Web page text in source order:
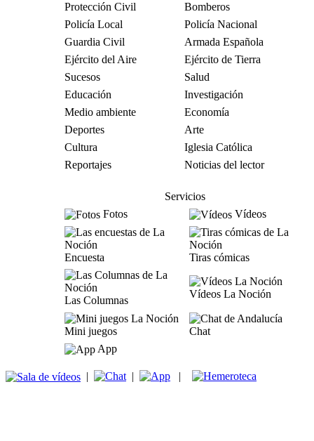
Protección Civil
Bomberos
Policía Local
Policía Nacional
Guardia Civil
Armada Española
Ejército del Aire
Ejército de Tierra
Sucesos
Salud
Educación
Investigación
Medio ambiente
Economía
Deportes
Arte
Cultura
Iglesia Católica
Reportajes
Noticias del lector
Servicios
Fotos
Vídeos
Encuesta Tiras cómicas
Las Columnas
Vídeos La Noción
Mini juegos
Chat
App
| | |